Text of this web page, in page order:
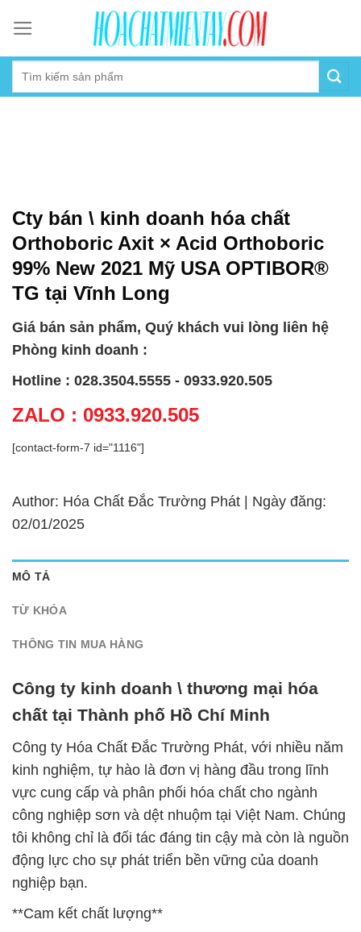
content
Cty bán \ kinh doanh hóa chất
Orthoboric Axit × Acid Orthoboric
99% New 2021 Mỹ USA OPTIBOR®
TG tại Vĩnh Long
Giá bán sản phẩm, Quý khách vui lòng liên hệ
Phòng kinh doanh :
Hotline : 028.3504.5555 - 0933.920.505
ZALO : 0933.920.505
[contact-form-7 id="1116"]
Author: Hóa Chất Đắc Trường Phát | Ngày đăng:
02/01/2025
MÔ TẢ
TỪ KHÓA
THÔNG TIN MUA HÀNG
Công ty kinh doanh \ thương mại hóa
chất tại Thành phố Hồ Chí Minh
Công ty Hóa Chất Đắc Trường Phát, với nhiều năm
kinh nghiệm, tự hào là đơn vị hàng đầu trong lĩnh
vực cung cấp và phân phối hóa chất cho ngành
công nghiệp sơn và dệt nhuộm tại Việt Nam. Chúng
tôi không chỉ là đối tác đáng tin cậy mà còn là nguồn
động lực cho sự phát triển bền vững của doanh
nghiệp bạn.
**Cam kết chất lượng**